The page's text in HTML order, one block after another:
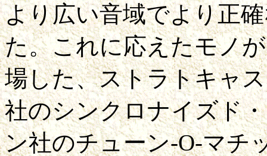
より広い音域でより正
た。これに応えたモノ
場した、ストラトキャ
社のシンクロナイズド
ン社のチューン-O-マチ